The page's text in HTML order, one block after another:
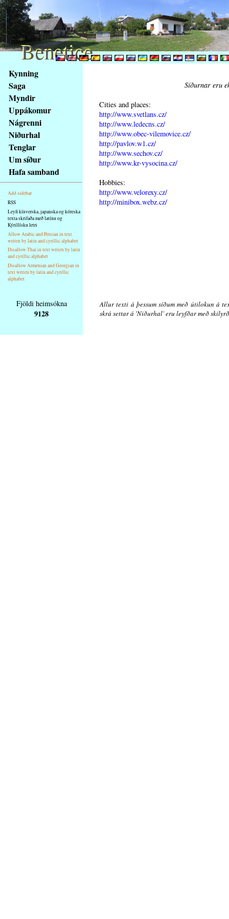
obsah
stránky
Klávesové
zkratky
tomto
webu
základní
Hlavní
strana
Kynning
Saga
Myndir
Uppákomur
Nágrenni
Niðurhal
Tenglar
Um síður
Hafa samband
Add sidebar
RSS
Leyfi kínverska, japanska og kóreska
texta skrifaða með latínu og
Kýrillísku letri
Allow Arabic and Persian in text
writen by latin and cyrillic alphabet
Disallow Thai in text writen by latin
and cyrillic alphabet
Disallow Armenian and Georgian in
text writen by latin and cyrillic
alphabet
Síðurnar eru
Cities and places:
http://www.svetlans.cz/
http://www.ledecns.cz/
http://www.obec-vilemovice.cz/
http://pavlov.w1.cz/
http://www.sechov.cz/
http://www.kr-vysocina.cz/
Hobbies:
http://www.velorexy.cz/
http://minibox.webz.cz/
Fjöldi heimsókna
9128
Allur texti á þessum síðum með útilokun á
skrá settar á 'Niðurhal' eru leyfðar með
Benetice
Benetice